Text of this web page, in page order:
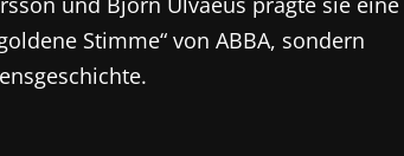
Stimme“ von ABBA, sondern